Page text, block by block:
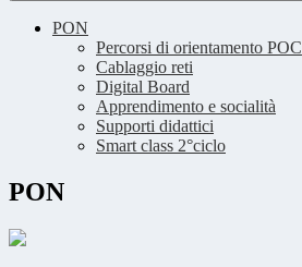
PON
Percorsi di orientamento POC
Cablaggio reti
Digital Board
Apprendimento e socialità
Supporti didattici
Smart class 2°ciclo
PON